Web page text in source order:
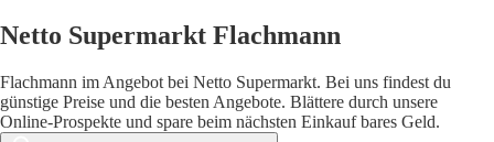
Netto Supermarkt Flachmann
Flachmann im Angebot bei Netto Supermarkt. Bei uns findest du
günstige Preise und die besten Angebote. Blättere durch unsere
Online-Prospekte und spare beim nächsten Einkauf bares Geld.